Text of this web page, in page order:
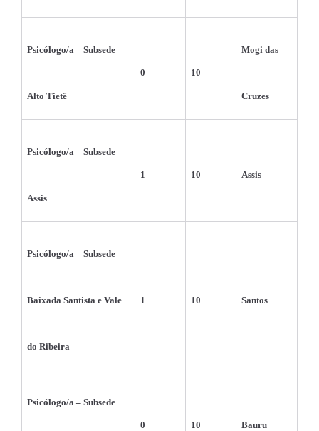
Psicólogo/a – Subsede
Alto Tietê
0 10
Mogi das
Cruzes
Psicólogo/a – Subsede
Assis
1 10 Assis
Psicólogo/a – Subsede
Baixada Santista e Vale
do Ribeira
1 10 Santos
Psicólogo/a – Subsede
0 10 Bauru